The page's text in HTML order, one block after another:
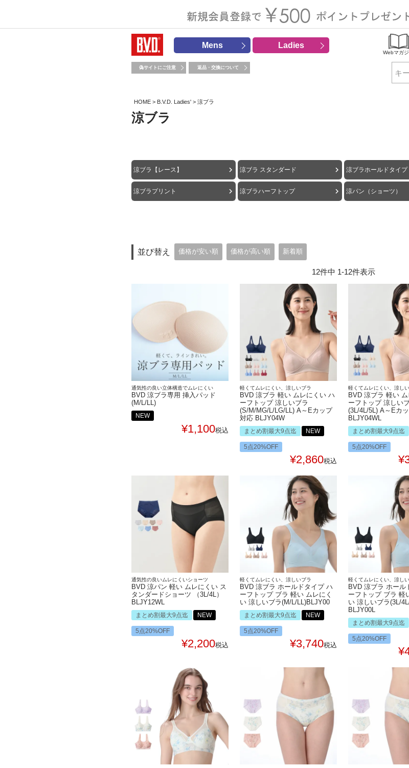
Mens Ladies
Webマガ
偽サイトにご注意 返品・交換について
HOME B.V.D. Ladies' 涼ブラ
涼ブラ
涼ブラ【レース】 涼ブラ スタンダード 涼ブラホールドタイプ
涼ブラプリント 涼ブラハーフトップ 涼パン（ショーツ）
並び替え 価格が安い順 価格が高い順 新着順
12件中 1-12件表示
通気性の良い立体構造でムレにくい
BVD 涼ブラ専用 挿入パッド
(M/L/LL)
NEW
¥1,100税込
軽くてムレにくい、涼しいブラ
BVD 涼ブラ 軽い ムレにくい ハ
ーフトップ 涼しいブラ
(S/M/MG/L/LG/LL) A～Eカップ
対応 BLJY04W
まとめ割最大9点迄 NEW
5点20%OFF
¥2,860税込
軽くてムレにくい、涼し
BVD 涼ブラ 軽い
ーフトップ 涼しい
(3L/4L/5L) A～Eカ
BLJY04WL
まとめ割最大9点迄
5点20%OFF
¥
通気性の良いムレにくいショーツ
BVD 涼パン 軽い ムレにくい ス
タンダードショーツ （3L/4L）
BLJY12WL
まとめ割最大9点迄 NEW
5点20%OFF
¥2,200税込
軽くてムレにくい、涼しいブラ
BVD 涼ブラ ホールドタイプ ハ
ーフトップ ブラ 軽い ムレにく
い 涼しいブラ(M/L/LL)BLJY00
まとめ割最大9点迄 NEW
5点20%OFF
¥3,740税込
軽くてムレにくい、涼し
BVD 涼ブラ ホール
ーフトップ ブラ 軽
い 涼しいブラ(3L/
BLJY00L
まとめ割最大9点迄
5点20%OFF
¥